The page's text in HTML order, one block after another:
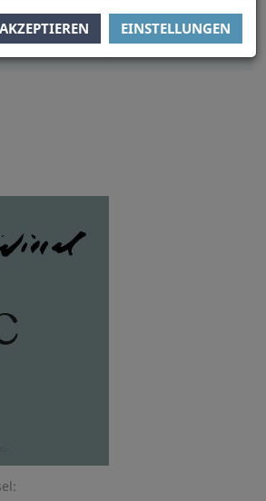
EINSTELLUNGEN
WÄHLEN